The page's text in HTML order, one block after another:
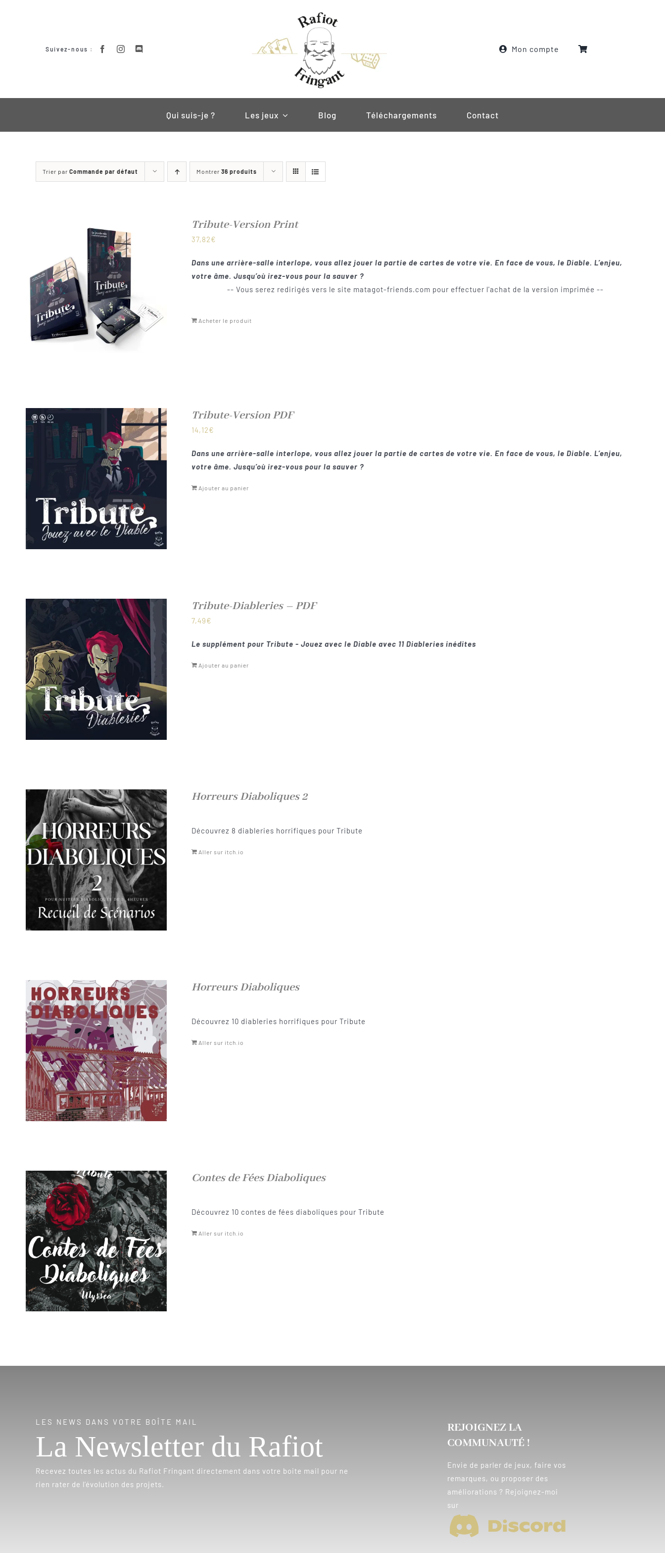
Suivez-nous : Mon compte
Qui suis-je ? Les jeux Blog Téléchargements Contact
Trier par Commande par défaut Montrer 36 produits
Tribute-Version Print
37,82€
Dans une arrière-salle interlope, vous allez jouer la partie de cartes de votre vie. En face de vous, le Diable. L’enjeu,
votre âme. Jusqu’où irez-vous pour la sauver ?
-- Vous serez redirigés vers le site matagot-friends.com pour effectuer l'achat de la version imprimée --
Acheter le produit
Tribute-Version PDF
14,12€
Dans une arrière-salle interlope, vous allez jouer la partie de cartes de votre vie. En face de vous, le Diable. L’enjeu,
votre âme. Jusqu’où irez-vous pour la sauver ?
Ajouter au panier
Tribute-Diableries – PDF
7,49€
Le supplément pour Tribute - Jouez avec le Diable avec 11 Diableries inédites
Ajouter au panier
Horreurs Diaboliques 2
Découvrez 8 diableries horrifiques pour Tribute
Aller sur itch.io
Horreurs Diaboliques
Découvrez 10 diableries horrifiques pour Tribute
Aller sur itch.io
Contes de Fées Diaboliques
Découvrez 10 contes de fées diaboliques pour Tribute
Aller sur itch.io
LES NEWS DANS VOTRE BOÎTE MAIL
La Newsletter du Rafiot
Recevez toutes les actus du Rafiot Fringant directement dans votre boite mail pour ne
rien rater de l’évolution des projets.
REJOIGNEZ LA
COMMUNAUTÉ !
Envie de parler de jeux, faire vos
remarques, ou proposer des
améliorations ? Rejoignez-moi
sur